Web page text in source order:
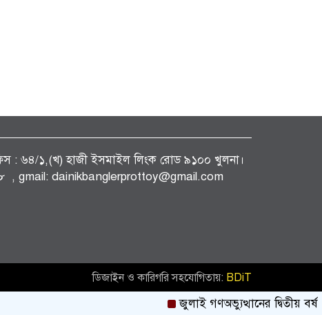
: ৬৪/১,(খ) হাজী ইসমাইল লিংক রোড ৯১০০ খুলনা।
gmail: dainikbanglerprottoy@gmail.com
জুলাই গণঅভ্যুত্থানের দ্বিতীয়
ডিজাইন ও কারিগরি সহযোগিতায়: BDiT